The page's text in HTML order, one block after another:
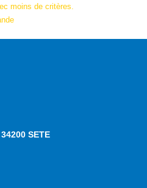
moins de critères.
SETE